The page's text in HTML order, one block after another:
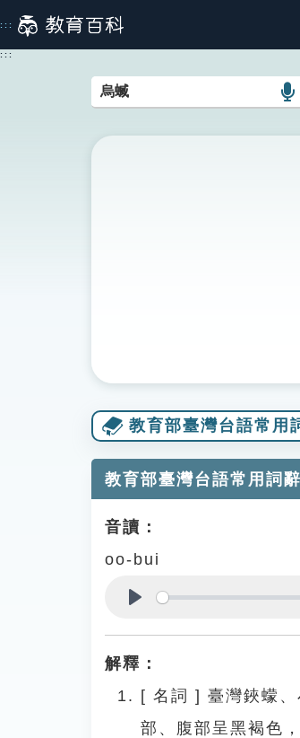
到
主
:::
:::
語
教育部臺灣台語常用
教育部臺灣台語常用詞
音讀：
oo-bui
解釋：
[ 名詞 ] 臺灣鋏蠓
部、腹部呈黑褐色